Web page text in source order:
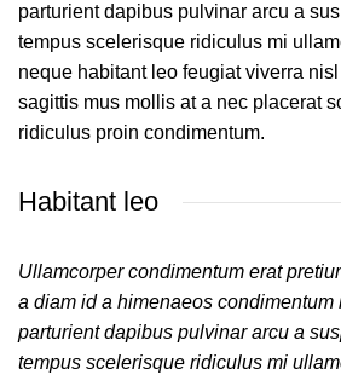
parturient dapibus pulvinar arcu a
tempus scelerisque ridiculus mi
neque habitant leo feugiat viverra
sagittis mus mollis at a nec placerat
ridiculus proin condimentum.
Habitant leo
Ullamcorper condimentum erat
a diam id a himenaeos
parturient dapibus pulvinar arcu a
tempus scelerisque ridiculus mi